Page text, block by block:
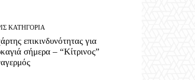
ΚΑΤΗΓΟΡΊΑ
επικινδυνότητας για
σήμερα – “Κίτρινος”